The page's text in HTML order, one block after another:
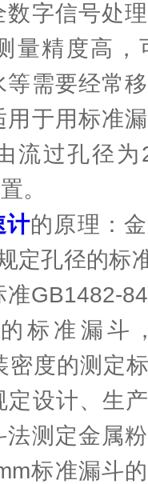
字信号处
量精度高
需要经常
用于用标准
流过孔径为
。
计的原理：
定孔径的标
GB1482-
标准漏斗
密度的测定
定设计、生
测定金属
标准漏斗